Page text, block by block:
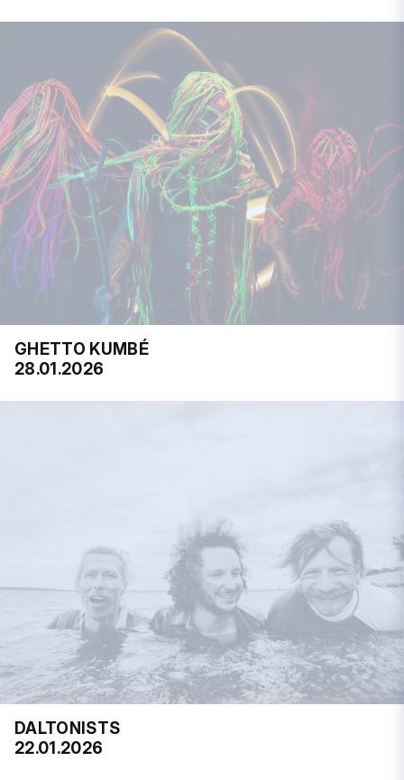
GHETTO KUMBÉ
28.01.2026
DALTONISTS
22.01.2026